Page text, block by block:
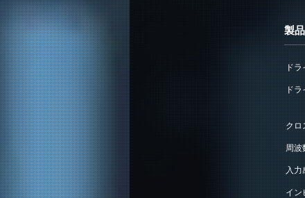
製
ドラ
ドラ
クロ
周波
入力
イン